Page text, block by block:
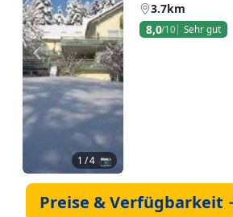
Zurück Weiter
1 / 4 📷
3.7km
8,0/10 Sehr gut
Preise & Verfügbarkeit